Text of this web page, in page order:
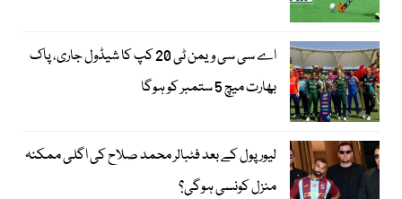
اے سی سی ویمن ٹی 20 کپ کا شیڈول جاری، پاک
بھارت میچ 5 ستمبر کو ہوگا
لیور پول کے بعد فٹبالر محمد صلاح کی اگلی ممکنہ
منزل کونسی ہوگی؟